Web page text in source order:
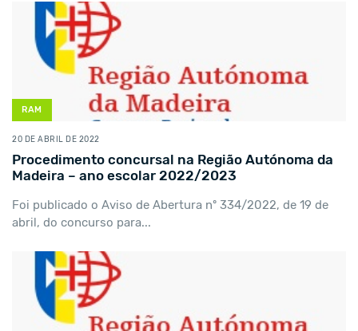
RAM
20 DE ABRIL DE 2022
Procedimento concursal na Região Autónoma da
Madeira – ano escolar 2022/2023
Foi publicado o Aviso de Abertura nº 334/2022, de 19 de
abril, do concurso para...